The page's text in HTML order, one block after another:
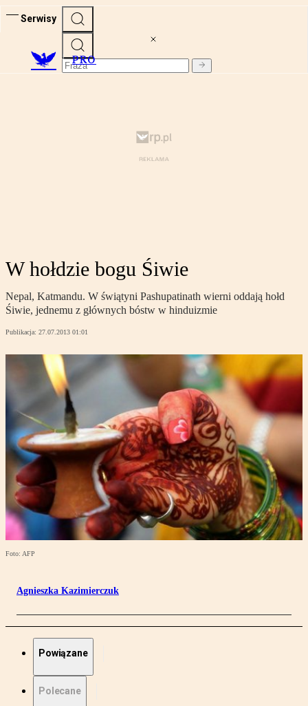
Serwisy
PRO
W hołdzie bogu Śiwie
Nepal, Katmandu. W świątyni Pashupatinath wierni oddają hołd
Śiwie, jednemu z głównych bóstw w hinduizmie
Publikacja: 27.07.2013 01:01
Foto: AFP
Agnieszka Kazimierczuk
Powiązane
Polecane